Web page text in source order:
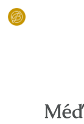
Skip